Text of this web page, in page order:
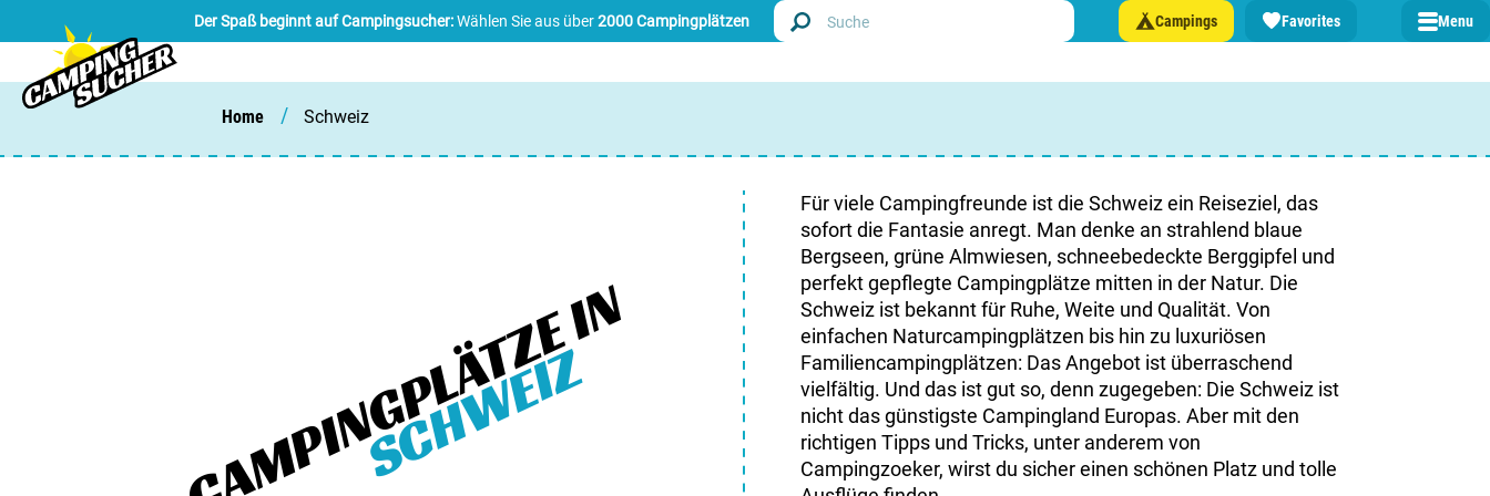
Der Spaß beginnt auf Campingsucher:Wählen Sie aus über2000 Campingplätzen Campings Favorites Menu
Niederlande
Belgien
Luxemburg
Frankreich
Schweiz
Home / Schweiz
CAMPINGPLÄTZE IN
SCHWEIZ
Für viele Campingfreunde ist die Schweiz ein Reiseziel, das
sofort die Fantasie anregt. Man denke an strahlend blaue
Bergseen, grüne Almwiesen, schneebedeckte Berggipfel und
perfekt gepflegte Campingplätze mitten in der Natur. Die
Schweiz ist bekannt für Ruhe, Weite und Qualität. Von
einfachen Naturcampingplätzen bis hin zu luxuriösen
Familiencampingplätzen: Das Angebot ist überraschend
vielfältig. Und das ist gut so, denn zugegeben: Die Schweiz ist
nicht das günstigste Campingland Europas. Aber mit den
richtigen Tipps und Tricks, unter anderem von
Campingzoeker, wirst du sicher einen schönen Platz und tolle